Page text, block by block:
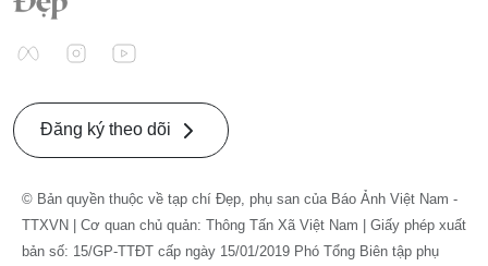
Đăng ký theo dõi
© Bản quyền thuộc về tạp chí Đẹp, phụ san của Báo Ảnh Việt Nam -
TTXVN | Cơ quan chủ quản: Thông Tấn Xã Việt Nam | Giấy phép xuất
bản số: 15/GP-TTĐT cấp ngày 15/01/2019 Phó Tổng Biên tập phụ